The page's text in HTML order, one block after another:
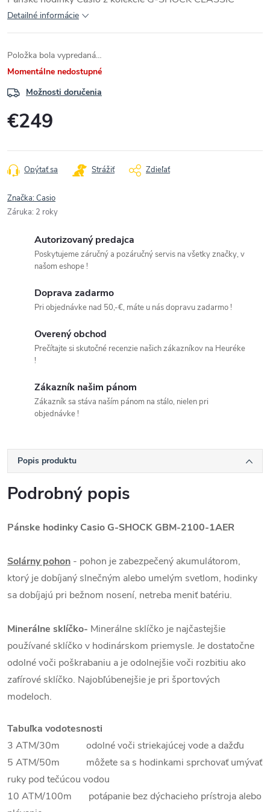
Detailné informácie
Položka bola vypredaná…
Momentálne nedostupné
Možnosti doručenia
€249
cena:
Opýtať sa Strážiť Zdieľať
Značka:Casio
Záruka: 2 roky
Autorizovaný predajca
Poskytujeme záručný a pozáručný servis na všetky značky, v
našom eshope !
Doprava zadarmo
Pri objednávke nad 50,-€, máte u nás dopravu zadarmo !
Overený obchod
Prečítajte si skutočné recenzie našich zákazníkov na Heuréke
!
Zákazník našim pánom
Zákazník sa stáva naším pánom na stálo, nielen pri
objednávke !
Popis produktu
Podrobný popis
Pánske hodinky Casio G-SHOCK GBM-2100-1AER
Solárny pohon - pohon je zabezpečený akumulátorom,
ktorý je dobíjaný slnečným alebo umelým svetlom, hodinky
sa dobíjajú pri bežnom nosení, netreba meniť batériu.
Minerálne sklíčko- Minerálne sklíčko je najčastejšie
používané sklíčko v hodinárskom priemysle. Je dostatočne
odolné voči poškrabaniu a je odolnejšie voči rozbitiu ako
zafírové sklíčko. Najobľúbenejšie je pri športových
modeloch.
Tabuľka vodotesnosti
3 ATM/30m odolné voči striekajúcej vode a dažďu
5 ATM/50m môžete sa s hodinkami sprchovať umývať
ruky pod tečúcou vodou
10 ATM/100m potápanie bez dýchacieho prístroja alebo